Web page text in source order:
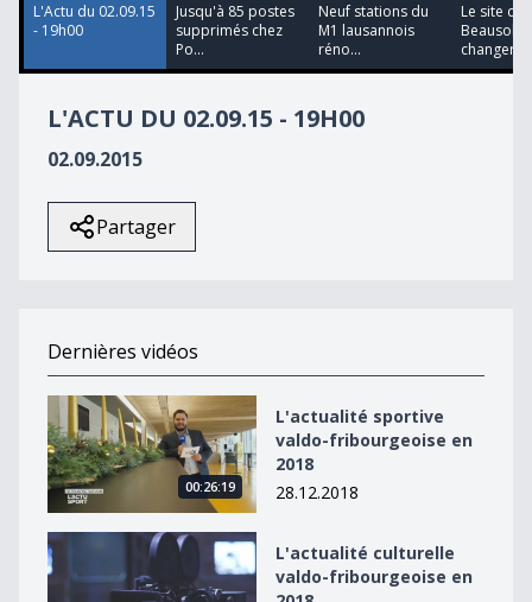
L'Actu du 02.09.15
- 19h00
Jusqu'à 85 postes
supprimés chez
Po...
Neuf stations du
M1 lausannois
réno...
Le site de
changer
L'ACTU DU 02.09.15 - 19H00
02.09.2015
Partager
Dernières vidéos
L&#039;actualité sportive valdo-fribourgeoise en 2018
00:26:19
L'actualité sportive
valdo-fribourgeoise en
2018
28.12.2018
L&#039;actualité culturelle valdo-fribourgeoise en
L'actualité culturelle
valdo-fribourgeoise en